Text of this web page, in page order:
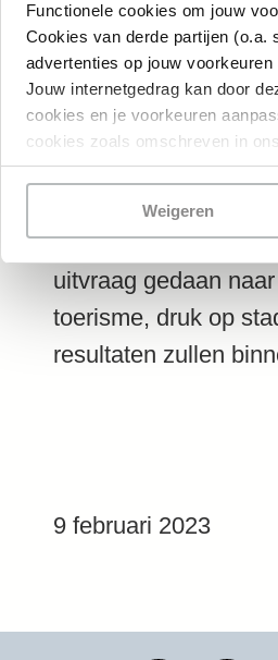
Functionele cookies om jouw
Cookies van derde partijen (o.a.
advertenties op jouw voorkeuren
Jouw internetgedrag kan door
cookies en je voorkeuren
cookies zoals omschreven in ons
Weigeren
Op dit moment doet
naar duurzaam
Berlijn, Barcelona
uitvraag gedaan
toerisme, druk op
resultaten zullen
9 februari 2023